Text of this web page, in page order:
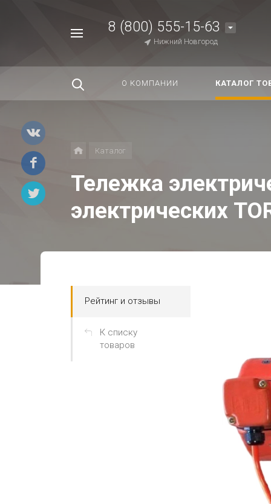
8 (800) 555-15-63
Нижний Новгород
О КОМПАНИИ КАТАЛОГ
Каталог
Тележка
электрических
Рейтинг и отзывы
К списку
товаров